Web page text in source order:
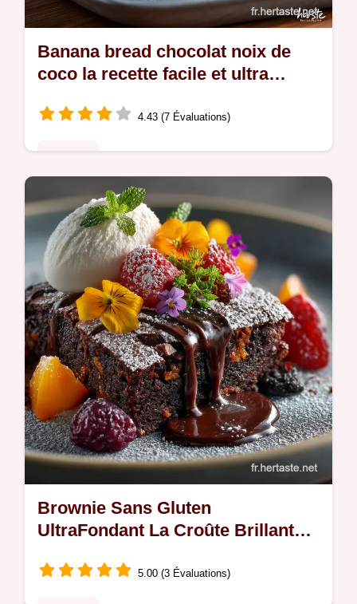
Banana bread chocolat noix de
coco la recette facile et ultra
4.43 (7 Évaluations)
Ce banana bread chocolat noix de coco est
un voyage tropical garanti Notre recette
cake banane chocolat noix de coco est
ultramoelleuse et riche en saveurs…
Brownie Sans Gluten
UltraFondant La Croûte Brillante
5.00 (3 Évaluations)